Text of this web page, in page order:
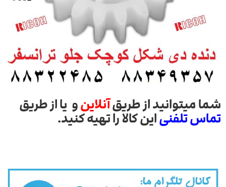
شما میتوانید از طریقآنلاینو یا از طریق
تماس تلفنیاین کالا را تهیه کنید.